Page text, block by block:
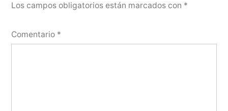
Los campos obligatorios están marcados con *
Comentario *